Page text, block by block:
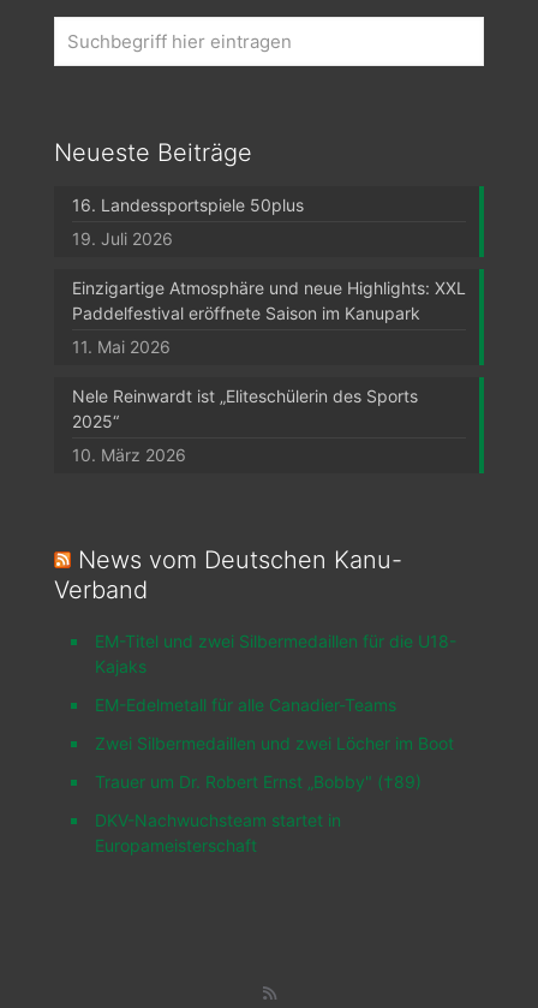
Neueste Beiträge
16. Landessportspiele 50plus
19. Juli 2026
Einzigartige Atmosphäre und neue Highlights: XXL
Paddelfestival eröffnete Saison im Kanupark
11. Mai 2026
Nele Reinwardt ist „Eliteschülerin des Sports
2025“
10. März 2026
News vom Deutschen Kanu-
Verband
EM-Titel und zwei Silbermedaillen für die U18-
Kajaks
EM-Edelmetall für alle Canadier-Teams
Zwei Silbermedaillen und zwei Löcher im Boot
Trauer um Dr. Robert Ernst „Bobby" (†89)
DKV-Nachwuchsteam startet in
Europameisterschaft